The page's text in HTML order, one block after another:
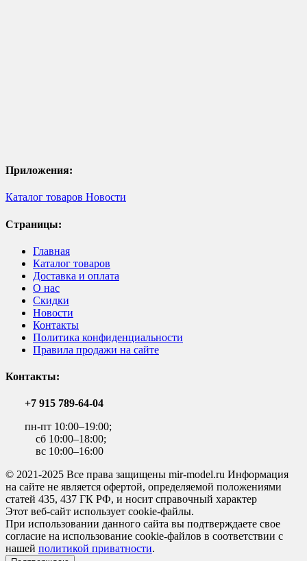
Приложения:
Каталог товаров Новости
Страницы:
Главная
Каталог товаров
Доставка и оплата
О нас
Скидки
Новости
Контакты
Политика конфиденциальности
Правила продажи на сайте
Контакты:
+7 915 789-64-04
пн-пт 10:00–19:00;
сб 10:00–18:00;
вс 10:00–16:00
© 2021-2025 Все права защищены mir-model.ru Информация
на сайте не является офертой, определяемой положениями
статей 435, 437 ГК РФ, и носит справочный характер
Этот веб-сайт использует cookie-файлы.
При использовании данного сайта вы подтверждаете свое
согласие на использование cookie-файлов в соответствии с
нашей политикой приватности.